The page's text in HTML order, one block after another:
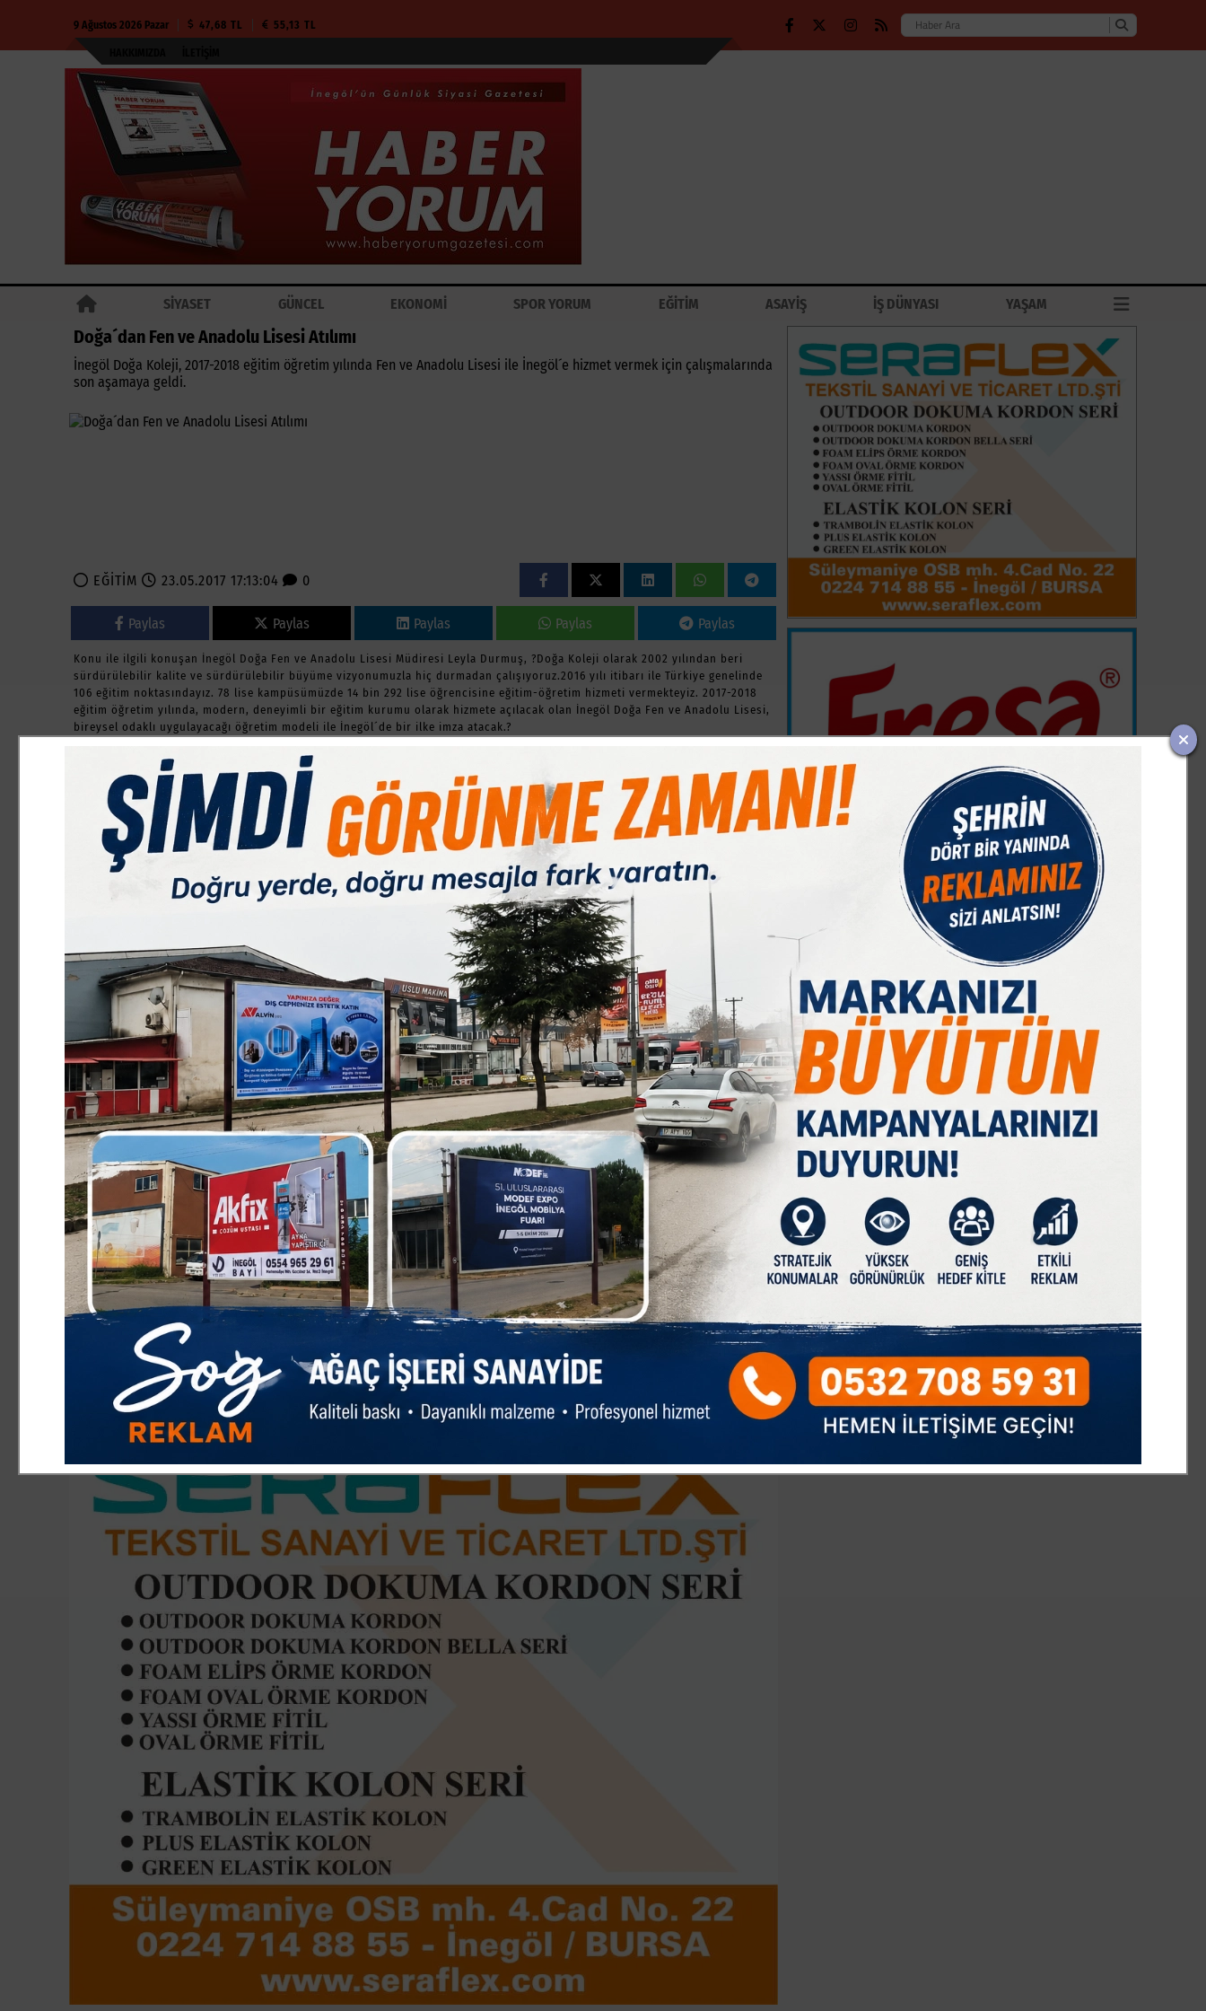
9 Ağustos 2026 Pazar 47,68 TL 55,13 TL
SİYASET GÜNCEL EKONOMİ SPOR YORUM EĞİTİM ASAYİŞ İŞ DÜNYASI YAŞAM
Doğa´dan Fen ve Anadolu Lisesi Atılımı
İnegöl Doğa Koleji, 2017-2018 eğitim öğretim yılında Fen ve Anadolu Lisesi ile İnegöl´e hizmet vermek için çalışmalarında
son aşamaya geldi.
EĞİTİM 23.05.2017 17:13:04 0
Paylas Paylas Paylas Paylas Paylas
Konu ile ilgili konuşan İnegöl Doğa Fen ve Anadolu Lisesi Müdiresi Leyla Durmuş, ?Doğa Koleji olarak 2002 yılından beri
sürdürülebilir kalite ve sürdürülebilir büyüme vizyonumuzla hiç durmadan çalışıyoruz.2016 yılı itibarı ile Türkiye genelinde
106 eğitim noktasındayız. 78 lise kampüsümüzde 14 bin 292 lise öğrencisine eğitim-öğretim hizmeti vermekteyiz. 2017-2018
eğitim öğretim yılında, modern, deneyimli bir eğitim kurumu olarak hizmete açılacak olan İnegöl Doğa Fen ve Anadolu Lisesi,
bireysel odaklı uygulayacağı öğretim modeli ile İnegöl´de bir ilke imza atacak.?
DÜNYA LİDERLERİ İLE İŞBİRLİĞİ
?Microsoft, İntel işbirliği ile bugün Türkiye´nin en yenilikçi okulu unvanını elinde bulunduran Doğa Okulları, turkcell işbirliği
ile mobil eğitimi, Vestel işbirliği ile akıllı okulları ve Britannicaişbirliği ile digitalkütüphaneyi şimdi İnegöl´deki gençlerimiz
için hizmete sunuyor.?
PROJE BAZLI EĞİTİM
?Globalleşen dünyadaki gelişmeleri yakından takip eden, uluslar arası standartlarda öğrenci yetiştirmek için uluslar arası
vizyon oluşturuyoruz.Bu nedenle gerek ulusal gerekse uluslararası birçok proje de ilk Türkokulu olma unvanını elimizde
DEĞERLER EĞİTİMİ
?Zihinsel, ruhsal yönden sağlıklı bir bireyin eğitimini değerler eğitiminden bağımsız düşünemeyiz.Bu nedenle milli,ahlaki,
insani ve etik değerlerimiz eğitim sistemimiz içerisine yerleştirilmiştir.?
KOÇLUK SİSTEMİ
?İnegöl Doğa Fen ve Anadolu Lisesi olarak uygulayacağımız koçluk sistemi ile gençlerimize denetim odaklı bir sistem değil,
onlara bu gelişim süreçlerinde rehberlik odaklı ortaklık sürecini benimsiyoruz. Böylece, gençlerimizin farkındalık
düzeylerini arttırmayı, öğrenmeyi öğrenmelerini, neden çalışmadıkları değil nasıl çalışacaklarını öğrenmelerini, güçlü ve
zayıf yönlerini keşfetmelerini sağlamayı hedefliyoruz? ifadelerini kullandı.
Haber ve Fotoğraf: Onurhan BAYRAKTAR
BIST 100
17589,91
%-0,08
47,68
% 0,18
EURO
55,13
% 0,32
GRAM ALTIN
6659,69
% 2,59